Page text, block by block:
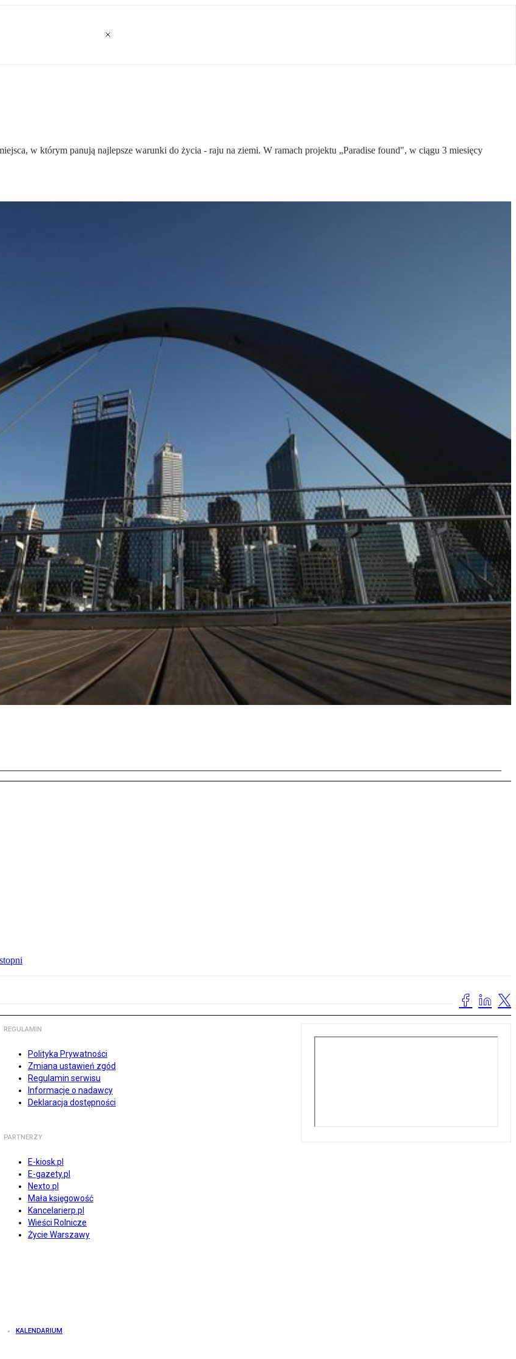
w którym panują najlepsze warunki do życia - raju na ziemi. W ramach projektu „Paradise found", w ciągu 3 miesięcy
REGULAMIN
Polityka Prywatności
Zmiana ustawień zgód
Regulamin serwisu
Informacje o nadawcy
Deklaracja dostępności
PARTNERZY
E-kiosk.pl
E-gazety.pl
Nexto.pl
Mała księgowość
Kancelarierp.pl
Wieści Rolnicze
Życie Warszawy
KALENDARIUM